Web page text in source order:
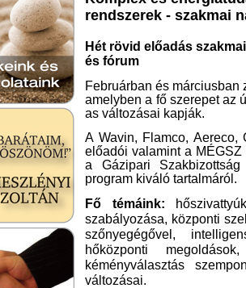
rendszerek - szakmai
Hét rövid előadás
és fórum
Februárban és
amelyben a fő szerepet az
as változásai kapják.
A Wavin, Flamco,
előadói valamint a
a Gázipari
program kiváló tartalmáról.
Fő témáink:
szabályozása, központi
szőnyegégővel,
hőközponti
kéményválasztás
változásai.